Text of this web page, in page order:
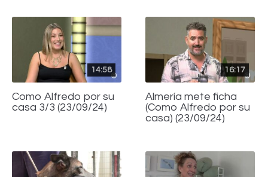
14:58
Como Alfredo por su
casa 3/3 (23/09/24)
16:17
Almería mete ficha
(Como Alfredo por su
casa) (23/09/24)